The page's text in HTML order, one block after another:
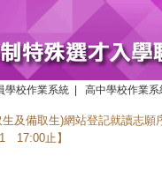
學校作業系統 高中學校作業系
及備取生)網站登記就讀志願
17:00止】